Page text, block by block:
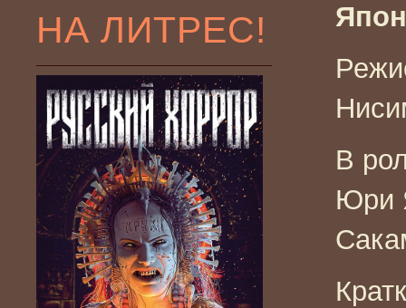
НА ЛИТРЕС!
В
Юри